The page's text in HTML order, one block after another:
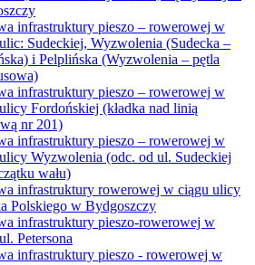
infrastruktury pieszo – rowerowej w
Sudeckiej, Wyzwolenia (Sudecka –
i Pelplińska (Wyzwolenia – pętla
infrastruktury pieszo – rowerowej w
Fordońskiej (kładka nad linią
nr 201)
infrastruktury pieszo – rowerowej w
Wyzwolenia (odc. od ul. Sudeckiej
wału)
infrastruktury rowerowej w ciągu ulicy
Polskiego w Bydgoszczy
infrastruktury pieszo-rowerowej w
Petersona
infrastruktury pieszo - rowerowej w